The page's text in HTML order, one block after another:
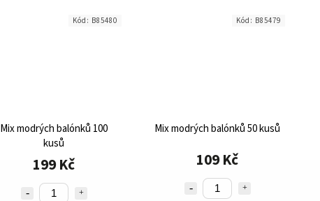
Mix modrých balónků 100
kusů
199 Kč
Kód: B85480
Mix modrých balónků 50 kusů
109 Kč
Kód: B85479